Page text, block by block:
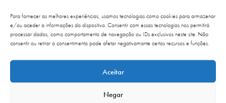
Para fornecer as melhores experiências, usamos tecnologias como cookies para armazenar
e/ou aceder a informações do dispositivo. Consentir com essas tecnologias nos permitirá
processar dados, como comportamento de navegação ou IDs exclusivos neste site. Não
consentir ou retirar o consentimento pode afetar negativamante certos recursos e funções.
Aceitar
Negar
Dr. Ronaldo Fiori
Percurso
Marcar Consulta